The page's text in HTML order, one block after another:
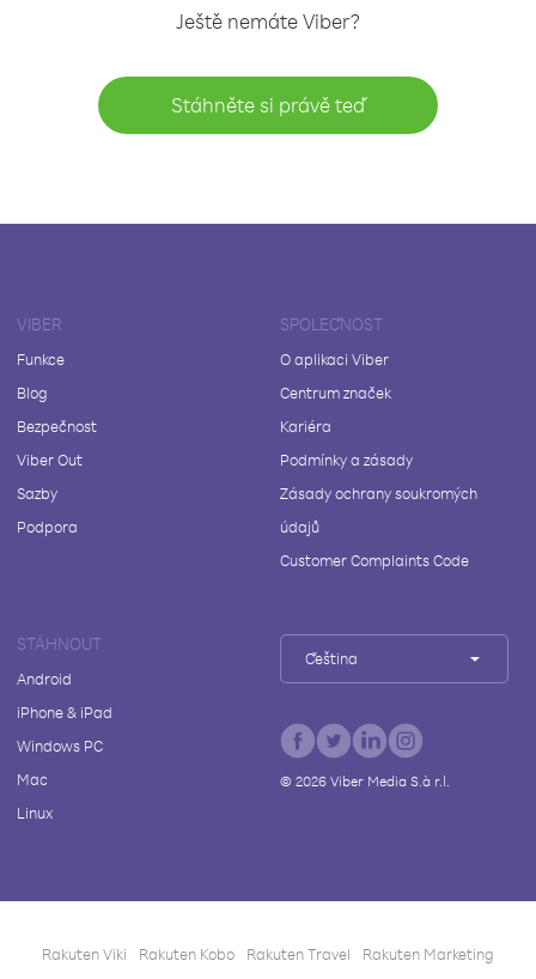
Ještě nemáte Viber?
Stáhněte si právě teď
VIBER
Funkce
Blog
Bezpečnost
Viber Out
Sazby
Podpora
SPOLEČNOST
O aplikaci Viber
Centrum značek
Kariéra
Podmínky a zásady
Zásady ochrany soukromých
údajů
Customer Complaints Code
STÁHNOUT
Android
iPhone & iPad
Windows PC
Mac
Linux
Čeština
© 2026Viber Media S.à r.l.
Rakuten Viki Rakuten Kobo Rakuten Travel Rakuten Marketing